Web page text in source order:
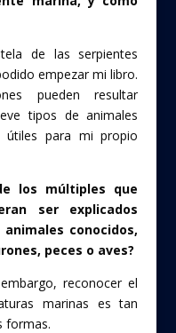
de las serpientes
empezar mi libro.
pueden resultar
tipos de animales
útiles para mi propio
los múltiples que
ser explicados
conocidos,
peces o aves?
reconocer el
marinas es tan
formas.